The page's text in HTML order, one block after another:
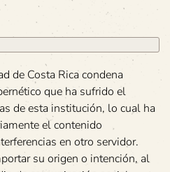
de Costa Rica condena
que ha sufrido el
de esta institución, lo cual ha
el contenido
en otro servidor.
su origen o intención, al